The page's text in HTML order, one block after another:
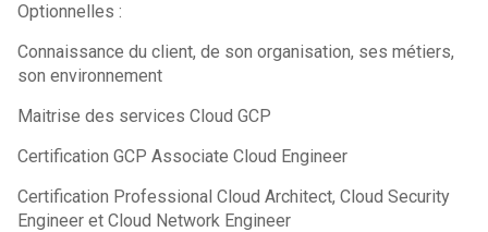
Optionnelles :
Connaissance du client, de son organisation, ses métiers,
son environnement
Maitrise des services Cloud GCP
Certification GCP Associate Cloud Engineer
Certification Professional Cloud Architect, Cloud Security
Engineer et Cloud Network Engineer